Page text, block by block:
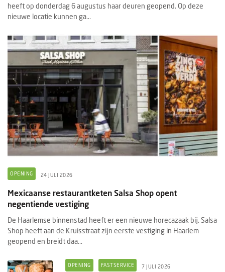
heeft op donderdag 6 augustus haar deuren geopend. Op deze
nieuwe locatie kunnen ga...
OPENING 24 JULI 2026
Mexicaanse restaurantketen Salsa Shop opent
negentiende vestiging
De Haarlemse binnenstad heeft er een nieuwe horecazaak bij. Salsa
Shop heeft aan de Kruisstraat zijn eerste vestiging in Haarlem
geopend en breidt daa...
OPENING FASTSERVICE 7 JULI 2026